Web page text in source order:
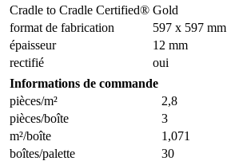
Cradle to Cradle Certified® Gold
format de fabrication
597 x 597 mm
épaisseur
12 mm
rectifié
oui
Informations de commande
pièces/m²
2,8
pièces/boîte
3
m²/boîte
1,071
boîtes/palette
30